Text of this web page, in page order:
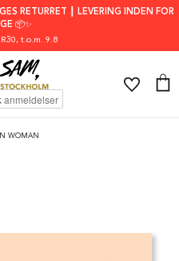
RETURRET ┃ LEVERING INDEN FOR
📦✨
, t.o.m. 9.8
WOMAN